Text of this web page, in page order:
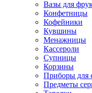
Вазы для
Конфетницы
Кофейники
Кувшины
Менажницы
Кассероли
Супницы
Корзины
Приборы для
Предметы